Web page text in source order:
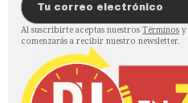
Al suscribirte aceptas nuestros Términos y
comenzarás a recibir nuestro newsletter.